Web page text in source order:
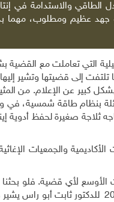
الطاقي والاستدامة في
جهد عظيم ومطلوب، مهما
التي تعاملت مع القضية
تلتفت إلى قضيتها وتشير
كبير عن الإعلام. من
بنظام طاقة شمسية،
ثلاجة صغيرة لحفظ أدوية
والجمعيات
الأوسع لأي قضية. فلو بحثنا
عن معطيات حول الأمراض المزمنة بين الأطفال، فالمسألة ليست سهلة. لكن هناك دراسة نُشرت سنة 2011 للدكتور ثابت